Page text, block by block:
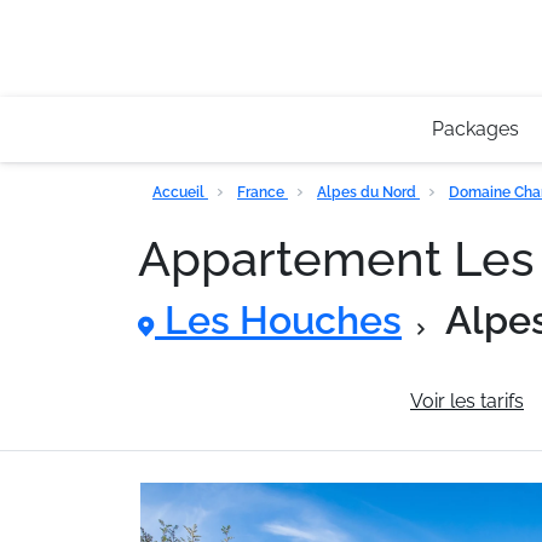
Packages
Accueil France Alpes du Nord Domaine
Appartement
Les Houches
Voir les tarifs